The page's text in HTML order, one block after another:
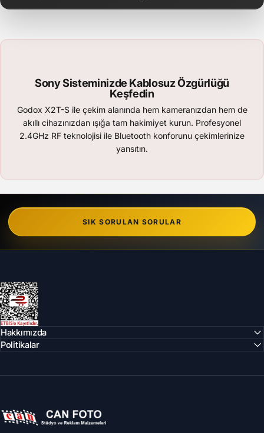
Sony Sisteminizde Kablosuz Özgürlüğü
Keşfedin
Godox X2T-S ile çekim alanında hem kameranızdan hem de
akıllı cihazınızdan ışığa tam hakimiyet kurun. Profesyonel
2.4GHz RF teknolojisi ile Bluetooth konforunu çekimlerinize
yansıtın.
SIK SORULAN SORULAR
Can Foto Stüdyo ve Reklam Malzemeleri
Hakkımızda
Politikalar
Can Foto Stüdyo ve Reklam Malzemeleri